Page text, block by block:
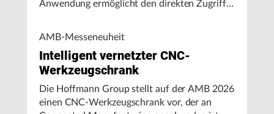
Anwendung ermöglicht den direkten Zugriff
Energieverbrauch.
AMB-Messeneuheit
Intelligent vernetzter CNC-
Werkzeugschrank
Die Hoffmann Group stellt auf der AMB 2026
einen CNC-Werkzeugschrank vor, der an